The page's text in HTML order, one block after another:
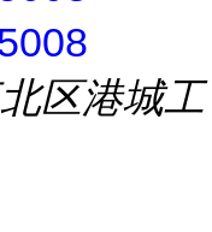
区港城工